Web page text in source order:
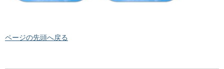
ページの先頭へ戻る